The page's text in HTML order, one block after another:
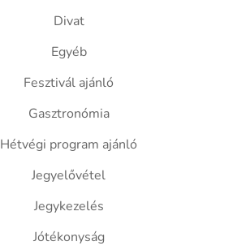
Divat
Egyéb
Fesztivál ajánló
Gasztronómia
Hétvégi program ajánló
Jegyelővétel
Jegykezelés
Jótékonyság